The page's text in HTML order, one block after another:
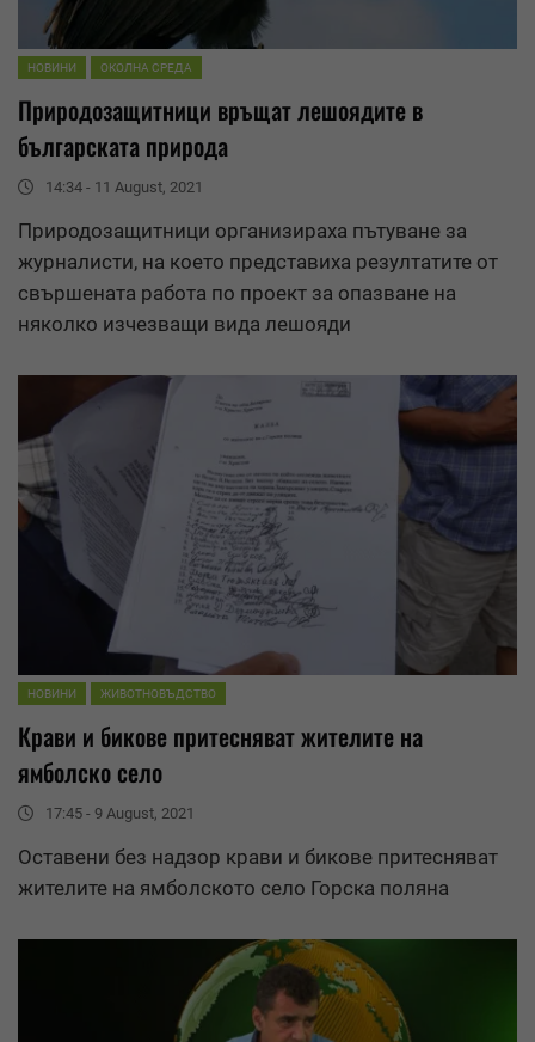
НОВИНИ ОКОЛНА СРЕДА
Природозащитници връщат лешоядите в
българската природа
14:34 - 11 August, 2021
Природозащитници организираха пътуване за
журналисти, на което представиха резултатите от
свършената работа по проект за опазване на
няколко изчезващи вида лешояди
НОВИНИ ЖИВОТНОВЪДСТВО
Крави и бикове притесняват жителите на
ямболско село
17:45 - 9 August, 2021
Оставени без надзор крави и бикове притесняват
жителите на ямболското село Горска поляна